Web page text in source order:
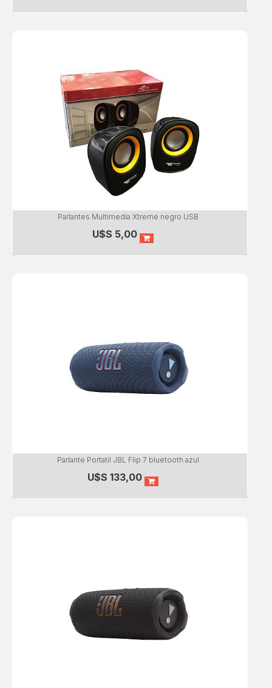
Parlantes Multimedia Xtreme negro USB
U$S 5,00
Parlante Portatil JBL Flip 7 bluetooth azul
U$S 133,00